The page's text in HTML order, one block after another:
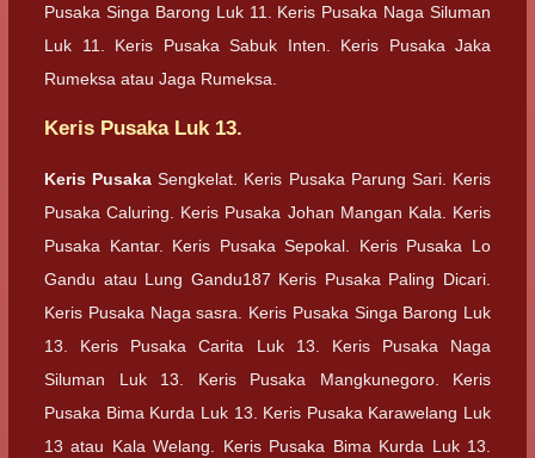
Pusaka Singa Barong Luk 11. Keris Pusaka Naga Siluman
Luk 11. Keris Pusaka Sabuk Inten. Keris Pusaka Jaka
Rumeksa atau Jaga Rumeksa.
Keris Pusaka Luk 13.
Keris Pusaka Sengkelat. Keris Pusaka Parung Sari. Keris
Pusaka Caluring. Keris Pusaka Johan Mangan Kala. Keris
Pusaka Kantar. Keris Pusaka Sepokal. Keris Pusaka Lo
Gandu atau Lung Gandu187 Keris Pusaka Paling Dicari.
Keris Pusaka Naga sasra. Keris Pusaka Singa Barong Luk
13. Keris Pusaka Carita Luk 13. Keris Pusaka Naga
Siluman Luk 13. Keris Pusaka Mangkunegoro. Keris
Pusaka Bima Kurda Luk 13. Keris Pusaka Karawelang Luk
13 atau Kala Welang. Keris Pusaka Bima Kurda Luk 13.